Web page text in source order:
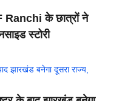
Ranchi के छात्रों ने
स्टोरी